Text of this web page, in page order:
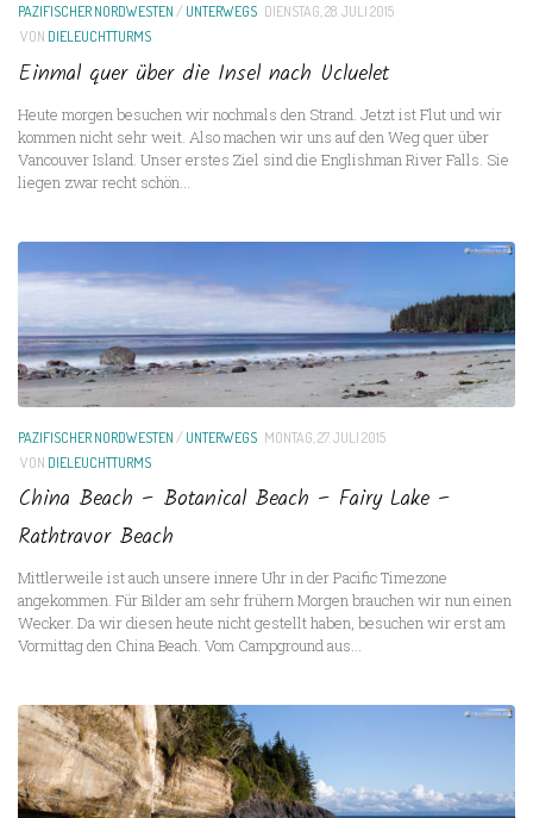
PAZIFISCHER NORDWESTEN/UNTERWEGS DIENSTAG, 28. JULI 2015
VON DIELEUCHTTURMS
Einmal quer über die Insel nach Ucluelet
Heute morgen besuchen wir nochmals den Strand. Jetzt ist Flut und wir
kommen nicht sehr weit. Also machen wir uns auf den Weg quer über
Vancouver Island. Unser erstes Ziel sind die Englishman River Falls. Sie
liegen zwar recht schön...
PAZIFISCHER NORDWESTEN /UNTERWEGS MONTAG, 27. JULI 2015
VON DIELEUCHTTURMS
China Beach – Botanical Beach – Fairy Lake –
Rathtravor Beach
Mittlerweile ist auch unsere innere Uhr in der Pacific Timezone
angekommen. Für Bilder am sehr frühern Morgen brauchen wir nun einen
Wecker. Da wir diesen heute nicht gestellt haben, besuchen wir erst am
Vormittag den China Beach. Vom Campground aus...